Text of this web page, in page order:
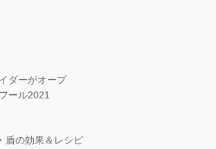
ダーがオープ
ール2021
盾の効果＆レシピ